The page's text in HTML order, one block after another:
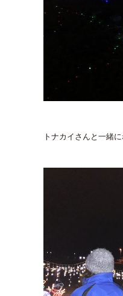
トナカイさんと一緒